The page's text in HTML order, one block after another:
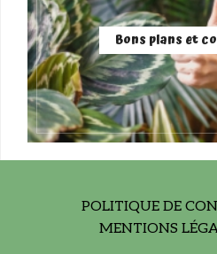
Bons plans et
POLITIQUE DE
MENTIONS